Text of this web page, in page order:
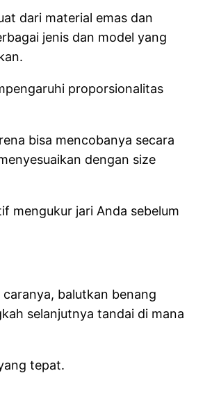
dari material emas dan
jenis dan model yang
proporsionalitas
bisa mencobanya secara
dengan size
mengukur jari Anda sebelum
balutkan benang
selanjutnya tandai di mana
tepat.